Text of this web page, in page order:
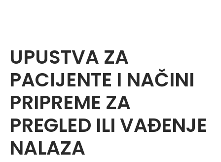
UPUSTVA ZA
PACIJENTE I NAČINI
PRIPREME ZA
PREGLED ILI VAĐENJE
NALAZA